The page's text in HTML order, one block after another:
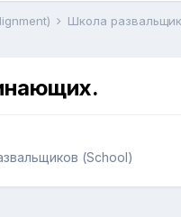
Школа
(School)